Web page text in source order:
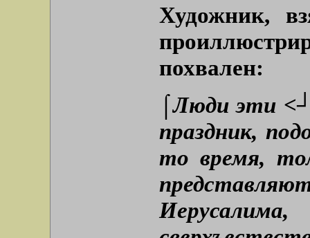
Художник,
похвален:
⌠Люди эти
праздник,
то время,